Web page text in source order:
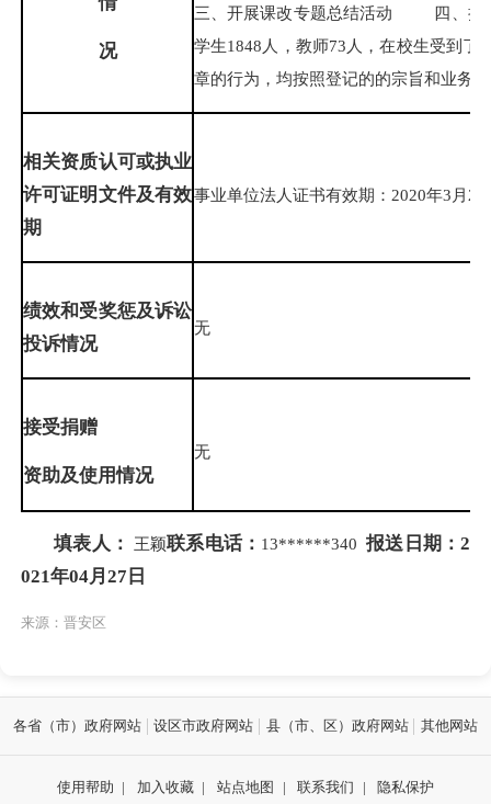
况
三、开展课改专题总结活动 四、持
学生1848人，教师73人，在校生受到了
章的行为，均按照登记的的宗旨和业务
相关资质认可或执业
许可证明文件及有效
期
事业单位法人证书有效期：2020年3月23
绩效和受奖惩及诉讼
投诉情况
无
接受捐赠
资助及使用情况
无
填表人：王颖联系电话： 13******340报送日期：2
021年04月27日
来源：晋安区
各省（市）政府网站 设区市政府网站 县（市、区）政府网站 其他网站
使用帮助 | 加入收藏 | 站点地图 | 联系我们 | 隐私保护